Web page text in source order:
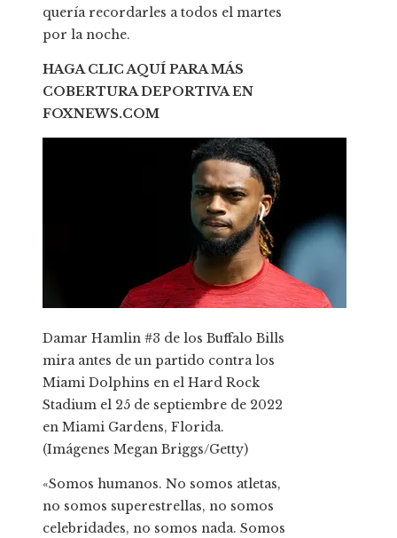
quería recordarles a todos el martes
por la noche.
HAGA CLIC AQUÍ PARA MÁS
COBERTURA DEPORTIVA EN
FOXNEWS.COM
Damar Hamlin #3 de los Buffalo Bills
mira antes de un partido contra los
Miami Dolphins en el Hard Rock
Stadium el 25 de septiembre de 2022
en Miami Gardens, Florida.
(Imágenes Megan Briggs/Getty)
«Somos humanos. No somos atletas,
no somos superestrellas, no somos
celebridades, no somos nada. Somos